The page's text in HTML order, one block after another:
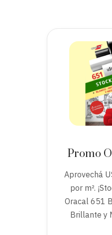
Promo
Aprovechá
por m².
Oracal 651
Brillante y